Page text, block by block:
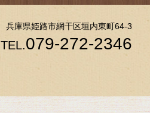
兵庫県姫路市網干区垣内東町64-3
TEL.079-272-2346